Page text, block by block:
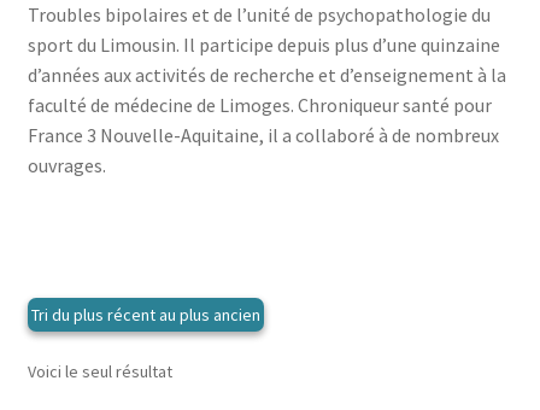
enfant
le
menu
enfant
Médecine douces
le
Famille
Ouvrir
le
menu
Collections
Troubles bipolaires et de l’unité de psychopathologie du
sport du Limousin. Il participe depuis plus d’une quinzaine
d’années aux activités de recherche et d’enseignement à la
faculté de médecine de Limoges. Chroniqueur santé pour
France 3 Nouvelle-Aquitaine, il a collaboré à de nombreux
ouvrages.
Voici le seul résultat